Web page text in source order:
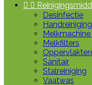
 
Desinfectie
Handreiniging
Melkmachine
Melkfilters
Sanitair
Stalreiniging
Vaatwas